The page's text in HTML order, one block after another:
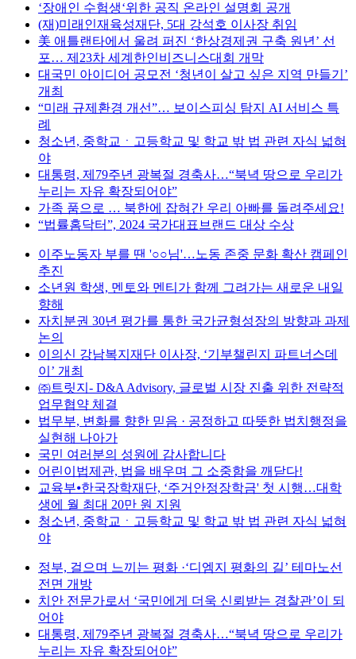
‘장애인 수험생‘위한 공직 온라인 설명회 공개
(재)미래인재육성재단, 5대 강석호 이사장 취임
美 애틀랜타에서 울려 퍼진 ‘한상경제권 구축 원년’ 선
포… 제23차 세계한인비즈니스대회 개막
대국민 아이디어 공모전 ‘청년이 살고 싶은 지역 만들기’
개최
“미래 규제환경 개선”… 보이스피싱 탐지 AI 서비스 특
례
청소년, 중학교ㆍ고등학교 및 학교 밖 법 관련 자식 넓혀
야
대통령, 제79주년 광복절 경축사…“북녁 땅으로 우리가
누리는 자유 확장되어야”
가족 품으로 … 북한에 잡혀간 우리 아빠를 돌려주세요!
“법률홈닥터”, 2024 국가대표브랜드 대상 수상
이주노동자 부를 땐 '○○님'…노동 존중 문화 확산 캠페인
추진
소년원 학생, 멘토와 멘티가 함께 그려가는 새로운 내일
향해
자치분권 30년 평가를 통한 국가균형성장의 방향과 과제
논의
이의신 강남복지재단 이사장, ‘기부챌린지 파트너스데
이’ 개최
㈜트릿지- D&A Advisory, 글로벌 시장 진출 위한 전략적
업무협약 체결
법무부, 변화를 향한 믿음 · 공정하고 따뜻한 법치행정을
실현해 나아가
국민 여러분의 성원에 감사합니다
어린이법제관, 법을 배우며 그 소중함을 깨닫다!
교육부⦁한국장학재단, ‘주거안정장학금' 첫 시행…대학
생에 월 최대 20만 원 지원
청소년, 중학교ㆍ고등학교 및 학교 밖 법 관련 자식 넓혀
야
정부, 걸으며 느끼는 평화 ·‘디엠지 평화의 길’ 테마노선
전면 개방
치안 전문가로서 ‘국민에게 더욱 신뢰받는 경찰관’이 되
어야
대통령, 제79주년 광복절 경축사…“북녁 땅으로 우리가
누리는 자유 확장되어야”